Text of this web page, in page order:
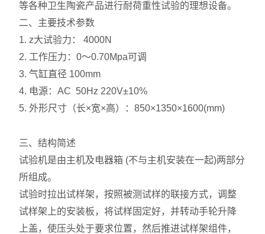
等各种卫生陶瓷产品进行耐荷重性试验的理想设备。
二、主要技术参数
1. z大试验力： 4000N
2. 工作压力：0～0.70Mpa可调
3. 气缸直径 100mm
4. 电源：AC 50Hz 220V±10%
5. 外形尺寸（长×宽×高）：850×1350×1600(mm)
三、结构简述
试验机是由主机及电器箱 (不与主机安装在一起)两部分
所组成。
试验时拉出试样架，按照被测试样的联接方式，调整
试样架上的安装板，将试样固定好，并转动手轮升降
上盖，使压头处于要求位置，然后推进试样架组件，